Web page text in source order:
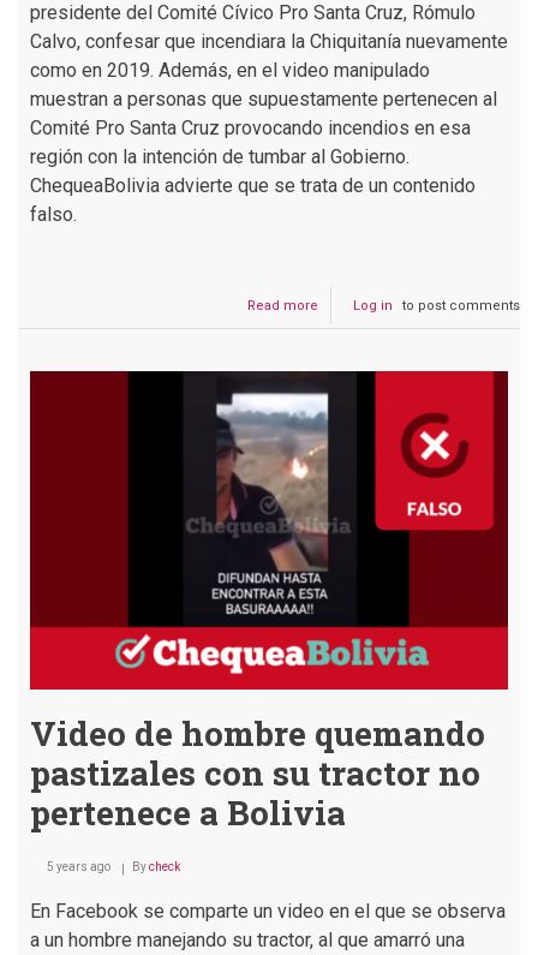
presidente del Comité Cívico Pro Santa Cruz, Rómulo
Calvo, confesar que incendiara la Chiquitanía nuevamente
como en 2019. Además, en el video manipulado
muestran a personas que supuestamente pertenecen al
Comité Pro Santa Cruz provocando incendios en esa
región con la intención de tumbar al Gobierno.
ChequeaBolivia advierte que se trata de un contenido
falso.
Read more
Es
Calvo
quiera
incendiar
Log in to post comments
Video de hombre quemando
pastizales con su tractor no
pertenece a Bolivia
5 years ago Bycheck
En Facebook se comparte un video en el que se observa
a un hombre manejando su tractor, al que amarró una